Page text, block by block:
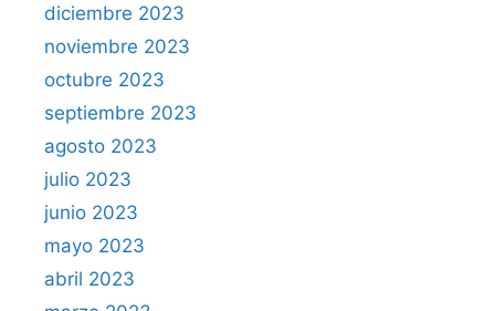
diciembre 2023
noviembre 2023
octubre 2023
septiembre 2023
agosto 2023
julio 2023
junio 2023
mayo 2023
abril 2023